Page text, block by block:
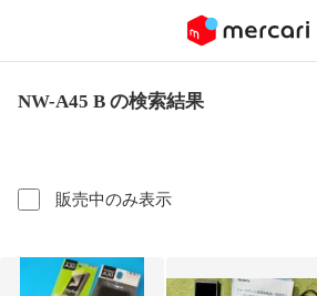
NW-A45 B の検索結果
販売中のみ表示